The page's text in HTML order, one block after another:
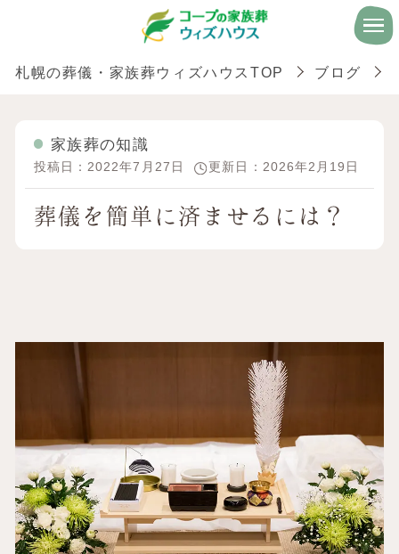
札幌の葬儀・家族葬ウィズハウスTOP ブログ
家族葬の知識
投稿日：2022年7月27日 更新日：2026年2月19日
葬儀を簡単に済ませるには？